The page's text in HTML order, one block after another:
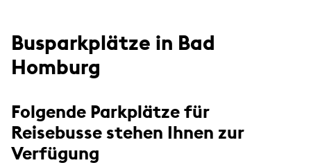
Busparkplätze in Bad
Homburg
Folgende Parkplätze für
Reisebusse stehen Ihnen zur
Verfügung